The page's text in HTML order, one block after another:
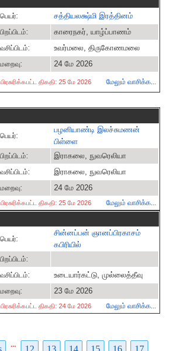
பெயர்:
சத்தியலக்ஷ்மி இரத்தினம்
பிறப்பிடம்: காரைநகர், யாழ்ப்பாணம்
வசிப்பிடம்: உவர்மலை, திருகோணமலை
மறைவு: 24 மே 2026
பிரசுரிக்கபட்ட திகதி: 25 மே 2026 மேலும் வாசிக்க...
பெயர்:
பழனியாண்டி இலச்சுமணன்
பிள்ளை
பிறப்பிடம்: இராகலை, நுவரெலியா
வசிப்பிடம்: இராகலை, நுவரெலியா
மறைவு: 24 மே 2026
பிரசுரிக்கபட்ட திகதி: 25 மே 2026
மேலும் வாசிக்க...
பெயர்:
சின்னப்பன் ஞானப்பிரகாசம்
கபிரியில்
பிறப்பிடம்:
வசிப்பிடம்:
உடையார்கட்டு, முல்லைத்தீவு
மறைவு: 23 மே 2026
பிரசுரிக்கபட்ட திகதி: 24 மே 2026 மேலும் வாசிக்க...
... 12 13 14 15 16 17